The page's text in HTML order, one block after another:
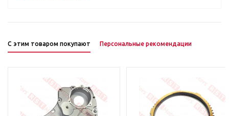
С этим товаром покупают Персональные рекомендации